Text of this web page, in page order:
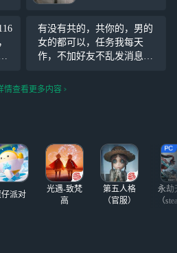
是
帮我鉴定一下吗？
所以说QQ有好多
人也想帮我鉴定一
下，世上还是好人
有没有共的，共你的，男的
女的都可以，任务我每天
作，不加好友不乱发消息，
耗或有事会提前告知，衣服
情查看更多内容
派对
光遇-致梵
高
第五人格
（官服）
永劫
（